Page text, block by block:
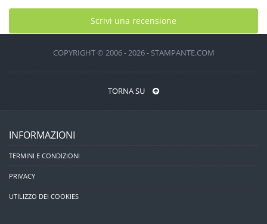
Scrivi una recensione
COPYRIGHT © 2006 - 2026 - STAMPANTE.COM
TORNA SU
INFORMAZIONI
TERMINI E CONDIZIONI
PRIVACY
UTILIZZO DEI COOKIES